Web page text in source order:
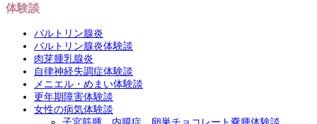
体験談
バルトリン腺炎
バルトリン腺炎体験談
肉芽腫乳腺炎
自律神経失調症体験談
メニエル・めまい体験談
更年期障害体験談
女性の病気体験談